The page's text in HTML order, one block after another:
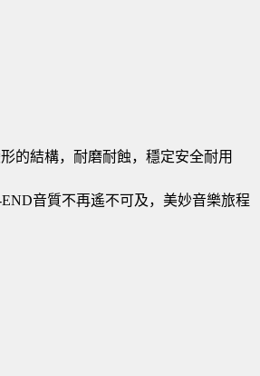
的結構，耐磨耐蝕，穩定安全耐用
音質不再遙不可及，美妙音樂旅程